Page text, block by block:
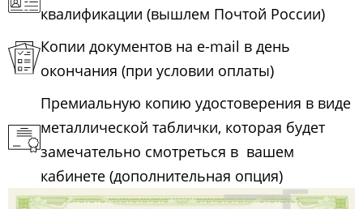
квалификации (вышлем Почтой России)
Копии документов на e-mail в день
окончания (при условии оплаты)
Премиальную копию удостоверения в виде
металлической таблички, которая будет
замечательно смотреться в вашем
кабинете (дополнительная опция)